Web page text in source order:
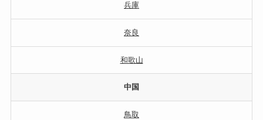
兵庫
奈良
和歌山
中国
鳥取